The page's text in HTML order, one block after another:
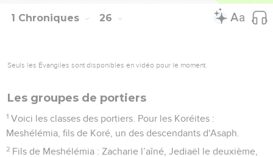
1 Chroniques 26
Seuls les Évangiles sont disponibles en vidéo pour le moment.
Les groupes de portiers
1 Voici les classes des portiers. Pour les Koréites :
Meshélémia, fils de Koré, un des descendants d'Asaph.
2 Fils de Meshélémia : Zacharie l’aîné, Jediaël le deuxième,